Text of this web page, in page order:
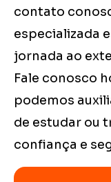
contato
especializada
jornada ao
Fale conosco
podemos
de estudar ou
confiança e